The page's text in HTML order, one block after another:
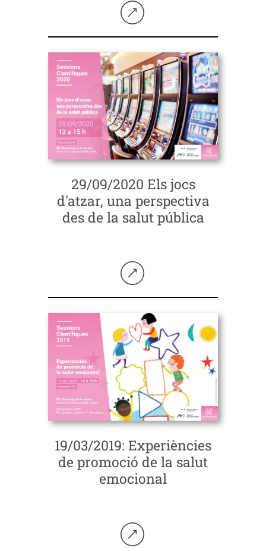
29/09/2020 Els jocs
d'atzar, una perspectiva
des de la salut pública
19/03/2019: Experiències
de promoció de la salut
emocional